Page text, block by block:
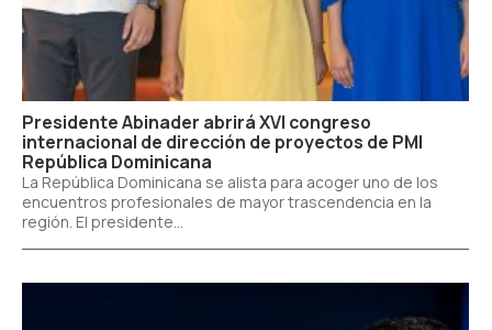
Presidente Abinader abrirá XVI congreso
internacional de dirección de proyectos de PMI
República Dominicana
La República Dominicana se alista para acoger uno de los
encuentros profesionales de mayor trascendencia en la
región. El presidente...